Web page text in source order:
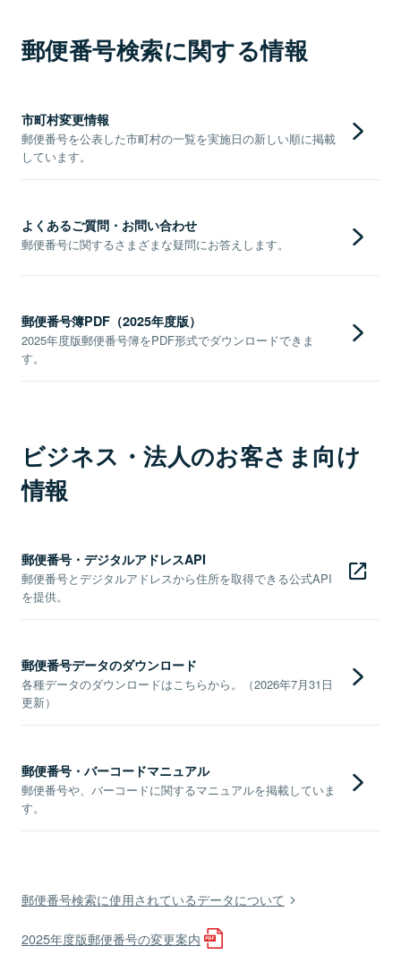
郵便番号検索に関する情報
市町村変更情報
郵便番号を公表した市町村の一覧を実施日の新しい順に掲載
しています。
よくあるご質問・お問い合わせ
郵便番号に関するさまざまな疑問にお答えします。
郵便番号簿PDF（2025年度版）
2025年度版郵便番号簿をPDF形式でダウンロードできま
す。
ビジネス・法人のお客さま向け
情報
郵便番号・デジタルアドレスAPI
郵便番号とデジタルアドレスから住所を取得できる公式API
を提供。
郵便番号データのダウンロード
各種データのダウンロードはこちらから。（2026年7月31日
更新）
郵便番号・バーコードマニュアル
郵便番号や、バーコードに関するマニュアルを掲載していま
す。
郵便番号検索に使用されているデータについて
2025年度版郵便番号の変更案内